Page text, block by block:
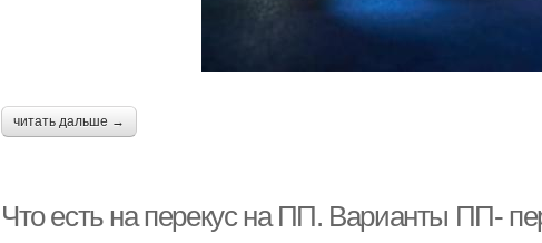
читать дальше →
Что есть на перекус на ПП. Варианты ПП-